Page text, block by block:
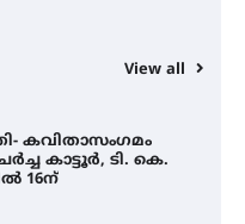
View all
കാറ്റിനും
4.4
ലഭിച്ചു